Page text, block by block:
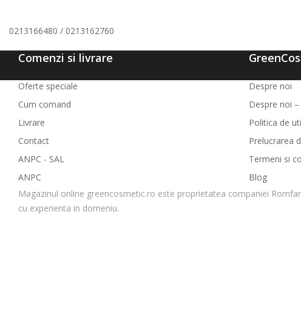
0213166480 / 0213162760
Comenzi si livrare
Oferte speciale
Cum comand
Livrare
Contact
ANPC - SAL
ANPC
Despre noi
Despre noi
Politica de
Prelucrarea
Termeni si
Blog
Magazinul online greencosmetic.ro este proprietatea companiei
cu experienta in domeniu.